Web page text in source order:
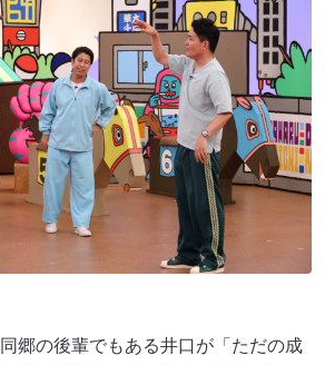
郷の後輩でもある井口が「ただの成